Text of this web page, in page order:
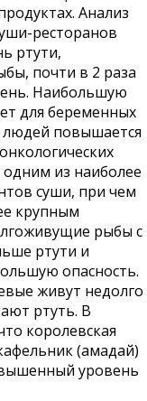
Анализ
ресторанов
ртути,
почти в 2 раза
Наибольшую
для беременных
повышается
одним из наиболее
суши, при чем
крупным
рыбы с
ртути и
опасность.
живут недолго
ртуть. В
королевская
(амадай)
уровень